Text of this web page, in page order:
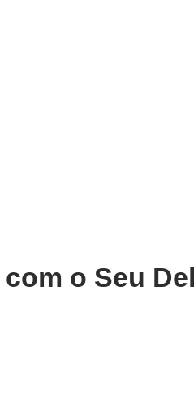
o Seu